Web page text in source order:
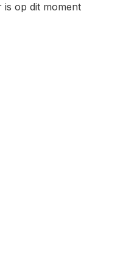
is op dit moment